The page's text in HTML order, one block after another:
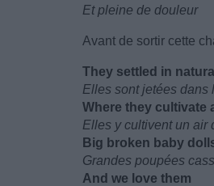
Et pleine de douleur
Avant de sortir cette
They settled in
Elles sont jetées dans
Where they cultivate
Elles y cultivent un air
Big broken baby
Grandes poupées
And we love them